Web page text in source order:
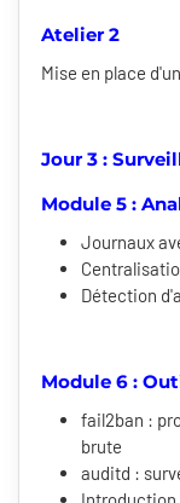
Atelier 2
Mise en place
Jour 3 :
Module 5 :
Journaux
Détection
Module 6 :
fail2ban :
brute
auditd :